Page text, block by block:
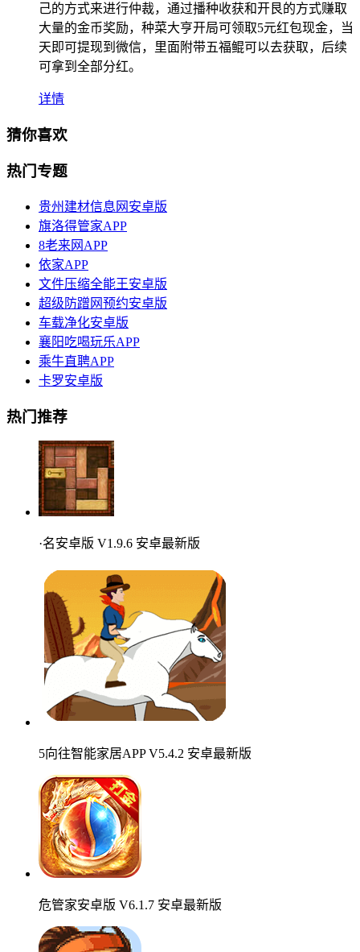
己的方式来进行仲裁，通过播种收获和开艮的方式赚取
大量的金币奖励，种菜大亨开局可领取5元红包现金，当
天即可提现到微信，里面附带五福鲲可以去获取，后续
可拿到全部分红。
详情
猜你喜欢
热门专题
贵州建材信息网安卓版
旗洛得管家APP
8老来网APP
依家APP
文件压缩全能王安卓版
超级防蹭网预约安卓版
车载净化安卓版
襄阳吃喝玩乐APP
乘牛直聘APP
卡罗安卓版
热门推荐
·名安卓版 V1.9.6 安卓最新版
5向往智能家居APP V5.4.2 安卓最新版
危管家安卓版 V6.1.7 安卓最新版